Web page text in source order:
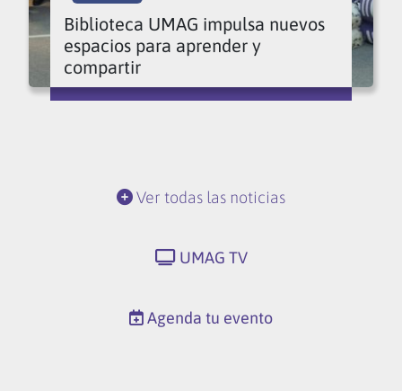
Biblioteca UMAG impulsa nuevos
espacios para aprender y
compartir
Ver todas las noticias
UMAG TV
Agenda tu evento